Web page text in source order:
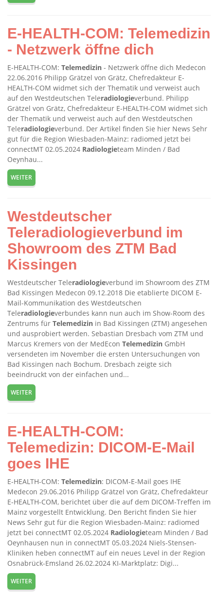
E-HEALTH-COM: Telemedizin
- Netzwerk öffne dich
E-HEALTH-COM: Telemedizin - Netzwerk öffne dich Medecon
22.06.2016 Philipp Grätzel von Grätz, Chefredakteur E-
HEALTH-COM widmet sich der Thematik und verweist auch
auf den Westdeutschen Teleradiologieverbund. Philipp
Grätzel von Grätz, Chefredakteur E-HEALTH-COM widmet sich
der Thematik und verweist auch auf den Westdeutschen
Teleradiologieverbund. Der Artikel finden Sie hier News Sehr
gut für die Region Wiesbaden-Mainz: radiomed jetzt bei
connectMT 02.05.2024 Radiologieteam Minden / Bad
Oeynhau...
WEITER
Westdeutscher
Teleradiologieverbund im
Showroom des ZTM Bad
Kissingen
Westdeutscher Teleradiologieverbund im Showroom des ZTM
Bad Kissingen Medecon 09.12.2018 Die etablierte DICOM E-
Mail-Kommunikation des Westdeutschen
Teleradiologieverbundes kann nun auch im Show-Room des
Zentrums für Telemedizin in Bad Kissingen (ZTM) angesehen
und ausprobiert werden. Sebastian Dresbach vom ZTM und
Marcus Kremers von der MedEcon Telemedizin GmbH
versendeten im November die ersten Untersuchungen von
Bad Kissingen nach Bochum. Dresbach zeigte sich
beeindruckt von der einfachen und...
WEITER
E-HEALTH-COM:
Telemedizin: DICOM-E-Mail
goes IHE
E-HEALTH-COM: Telemedizin: DICOM-E-Mail goes IHE
Medecon 29.06.2016 Philipp Grätzel von Grätz, Chefredakteur
E-HEALTH-COM, berichtet über die auf dem DICOM-Treffen im
Mainz vorgestellt Entwicklung. Den Bericht finden Sie hier
News Sehr gut für die Region Wiesbaden-Mainz: radiomed
jetzt bei connectMT 02.05.2024 Radiologieteam Minden / Bad
Oeynhausen nun in connectMT 05.03.2024 Niels-Stensen-
Kliniken heben connectMT auf ein neues Level in der Region
Osnabrück-Emsland 26.02.2024 KI-Marktplatz: Digi...
WEITER